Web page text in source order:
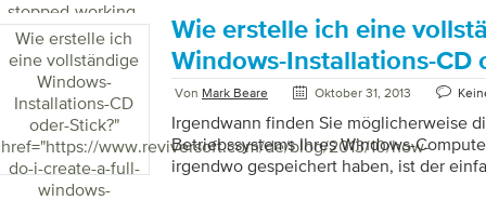
stopped-working-
error-in-ie-10/">
funktioniert nicht mehr und muss
Ihnen dieses Szenario allzu vertraut
einige Tipps und Tricks, die Ihnen bei
Problems helfen können. Der
Explorer (IE) auf Probleme stößt, ist die
Symbolleisten, Erweiterungen, Junkware
Manchmal können diese Programme
Wie erstelle ich
eine vollständige
Windows-
Installations-CD
oder-Stick?"
href="https://www.reviversoft.com/de/blog/2013/10/how-
do-i-create-a-full-
windows-
Wie erstelle ich eine
Windows-Installations-CD
Von Mark Beare Oktober 31, 2013
Irgendwann finden Sie möglicherweise
Betriebssystems Ihres Windows-
irgendwo gespeichert haben, ist der